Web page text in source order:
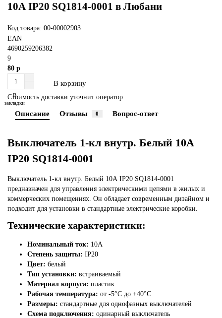
10А IP20 SQ1814-0001 в Любани
Код товара: 00-00002903
EAN
4690259206382
9
80 р
В корзину
В
закладки
Стоимость доставки уточнит оператор
Описание Отзывы 0 Вопрос-ответ
Выключатель 1-кл внутр. Белый 10А
IP20 SQ1814-0001
Выключатель 1-кл внутр. Белый 10А IP20 SQ1814-0001
предназначен для управления электрическими цепями в жилых и
коммерческих помещениях. Он обладает современным дизайном и
подходит для установки в стандартные электрические коробки.
Технические характеристики:
Номинальный ток: 10А
Степень защиты: IP20
Цвет: белый
Тип установки: встраиваемый
Материал корпуса: пластик
Рабочая температура: от -5°C до +40°C
Размеры: стандартные для однофазных выключателей
Схема подключения: одинарный выключатель